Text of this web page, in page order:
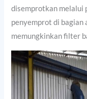
disemprotkan melalui
penyemprot di bagian
memungkinkan filter